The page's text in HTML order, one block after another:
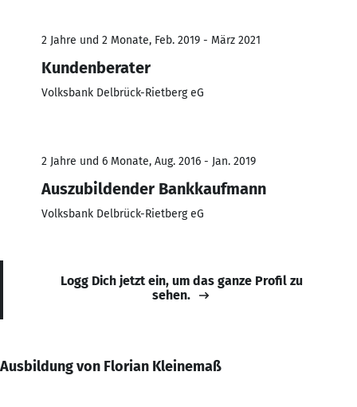
2 Jahre und 2 Monate, Feb. 2019 - März 2021
Kundenberater
Volksbank Delbrück-Rietberg eG
2 Jahre und 6 Monate, Aug. 2016 - Jan. 2019
Auszubildender Bankkaufmann
Volksbank Delbrück-Rietberg eG
Logg Dich jetzt ein, um das ganze Profil zu
sehen.
Ausbildung von Florian Kleinemaß